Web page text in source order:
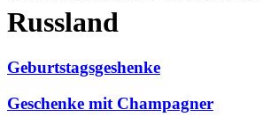
Russland
Geburtstagsgeshenke
Geschenke mit Champagner